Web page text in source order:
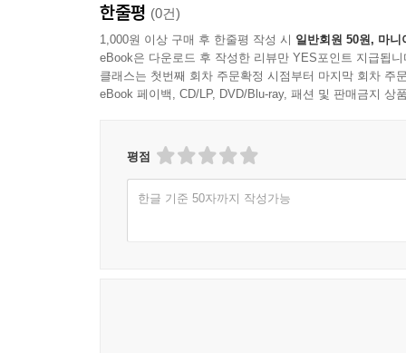
088 세상 참 뻔뻔하다
기획특집│고진수 박사의 세대 그리고 세대, 인생의
090 제9화 밀레니엄 세대 2
097 김병중 AI 시대에 문학의 생존전략
기획특집│안세환 시인의 서해안 성경 전래 이야기
한줄평 (0건)
1,000원 이상 구매 후 한줄평 작성 시 일반회원 50원, 마니
eBook은 다운로드 후 작성한 리뷰만 YES포인트 지급됩니
클래스는 첫번째 회차 주문확정 시점부터 마지막 회차 주
eBook 페이백, CD/LP, DVD/Blu-ray, 패션 및 판매금지 상
평점
한글 기준 50자까지 작성가능